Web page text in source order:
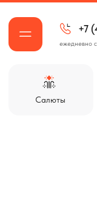
ежедневно с 10:00 до